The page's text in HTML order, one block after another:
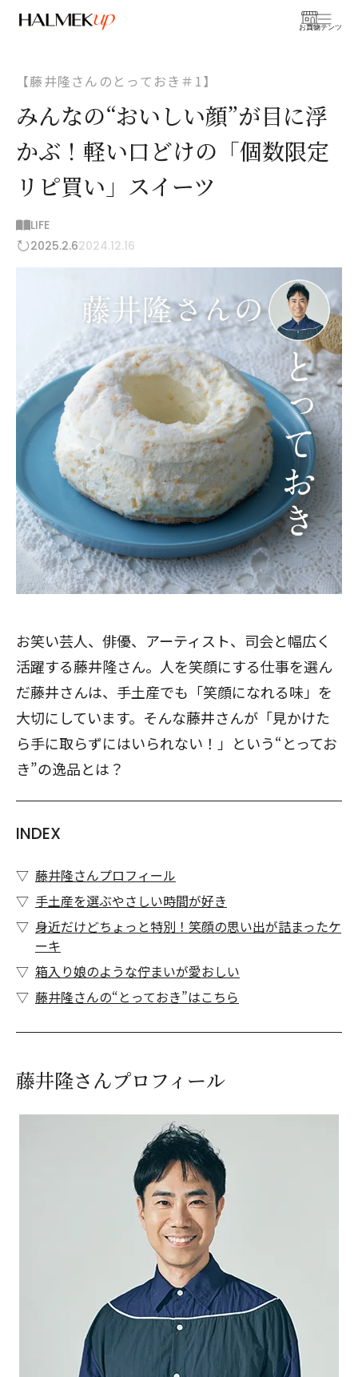
お買物
コンテンツ
【藤井隆さんのとっておき＃1】
みんなの“おいしい顔”が目に浮
かぶ！軽い口どけの「個数限定
リピ買い」スイーツ
LIFE
2025.2.62024.12.16
お笑い芸人、俳優、アーティスト、司会と幅広く
活躍する藤井隆さん。人を笑顔にする仕事を選ん
だ藤井さんは、手土産でも「笑顔になれる味」を
大切にしています。そんな藤井さんが「見かけた
ら手に取らずにはいられない！」という“とってお
き”の逸品とは？
INDEX
藤井隆さんプロフィール
手土産を選ぶやさしい時間が好き
身近だけどちょっと特別！笑顔の思い出が詰まったケ
ーキ
箱入り娘のような佇まいが愛おしい
藤井隆さんの“とっておき”はこちら
藤井隆さんプロフィール